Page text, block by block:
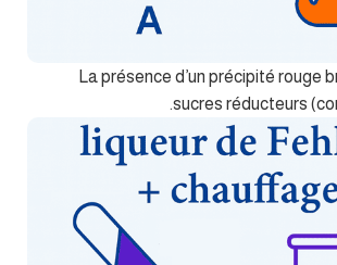
La présence d’un précipité rouge
sucres réducteurs